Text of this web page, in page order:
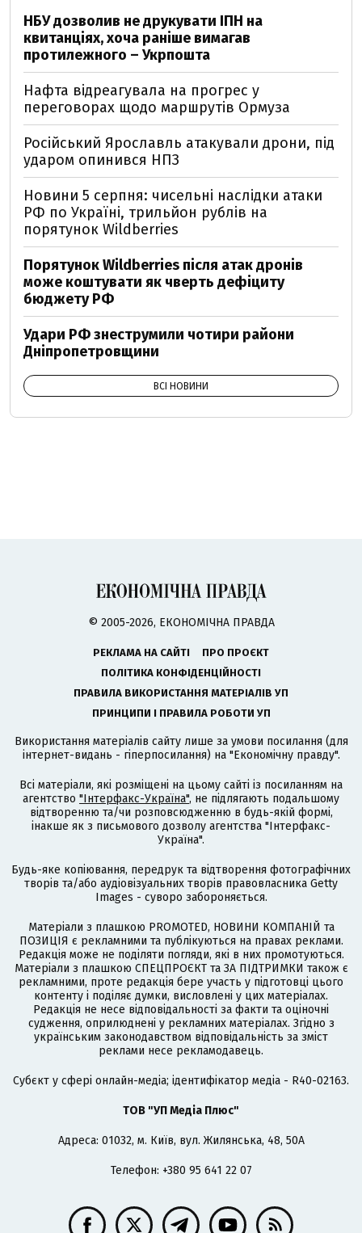
НБУ дозволив не друкувати ІПН на
квитанціях, хоча раніше вимагав
протилежного – Укрпошта
Нафта відреагувала на прогрес у
переговорах щодо маршрутів Ормуза
Російський Ярославль атакували дрони, під
ударом опинився НПЗ
Новини 5 серпня: чисельні наслідки атаки
РФ по Україні, трильйон рублів на
порятунок Wildberries
Порятунок Wildberries після атак дронів
може коштувати як чверть дефіциту
бюджету РФ
Удари РФ знеструмили чотири райони
Дніпропетровщини
ВСІ НОВИНИ
© 2005-2026, ЕКОНОМІЧНА ПРАВДА
РЕКЛАМА НА САЙТІ
ПРО ПРОЄКТ
ПОЛІТИКА КОНФІДЕНЦІЙНОСТІ
ПРАВИЛА ВИКОРИСТАННЯ МАТЕРІАЛІВ УП
ПРИНЦИПИ І ПРАВИЛА РОБОТИ УП
Використання матеріалів сайту лише за умови посилання (для
інтернет-видань - гіперпосилання) на "Економічну правду".
Всі матеріали, які розміщені на цьому сайті із посиланням на
агентство "Інтерфакс-Україна", не підлягають подальшому
відтворенню та/чи розповсюдженню в будь-якій формі,
інакше як з письмового дозволу агентства "Інтерфакс-
Україна".
Будь-яке копіювання, передрук та відтворення фотографічних
творів та/або аудіовізуальних творів правовласника Getty
Images - суворо забороняється.
Матеріали з плашкою PROMOTED, НОВИНИ КОМПАНІЙ та
ПОЗИЦІЯ є рекламними та публікуються на правах реклами.
Редакція може не поділяти погляди, які в них промотуються.
Матеріали з плашкою СПЕЦПРОЄКТ та ЗА ПІДТРИМКИ також є
рекламними, проте редакція бере участь у підготовці цього
контенту і поділяє думки, висловлені у цих матеріалах.
Редакція не несе відповідальності за факти та оціночні
судження, оприлюднені у рекламних матеріалах. Згідно з
українським законодавством відповідальність за зміст
реклами несе рекламодавець.
Cубєкт у сфері онлайн-медіа; ідентифікатор медіа - R40-02163.
ТОВ "УП Медіа Плюс"
Адреса: 01032, м. Київ, вул. Жилянська, 48, 50А
Телефон: +380 95 641 22 07